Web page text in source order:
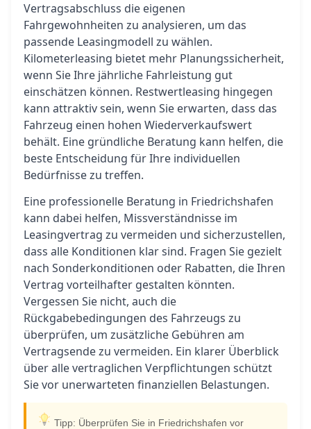
Vertragsabschluss die eigenen
Fahrgewohnheiten zu analysieren, um das
passende Leasingmodell zu wählen.
Kilometerleasing bietet mehr Planungssicherheit,
wenn Sie Ihre jährliche Fahrleistung gut
einschätzen können. Restwertleasing hingegen
kann attraktiv sein, wenn Sie erwarten, dass das
Fahrzeug einen hohen Wiederverkaufswert
behält. Eine gründliche Beratung kann helfen, die
beste Entscheidung für Ihre individuellen
Bedürfnisse zu treffen.
Eine professionelle Beratung in Friedrichshafen
kann dabei helfen, Missverständnisse im
Leasingvertrag zu vermeiden und sicherzustellen,
dass alle Konditionen klar sind. Fragen Sie gezielt
nach Sonderkonditionen oder Rabatten, die Ihren
Vertrag vorteilhafter gestalten könnten.
Vergessen Sie nicht, auch die
Rückgabebedingungen des Fahrzeugs zu
überprüfen, um zusätzliche Gebühren am
Vertragsende zu vermeiden. Ein klarer Überblick
über alle vertraglichen Verpflichtungen schützt
Sie vor unerwarteten finanziellen Belastungen.
Tipp: Überprüfen Sie in Friedrichshafen vor